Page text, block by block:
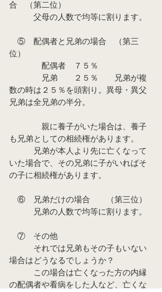
合　（第二位）
父母の人数で均等に割ります。
⑤　配偶者と兄弟の場合　（第三
位）
配偶者　７５％
兄弟　　２５％　　兄弟が複
数の時は２５％を頭割り。異母・異父
兄弟は全兄弟の半分。
親に養子がいた場合は、養子
も兄弟としての相続権があります。
兄弟が本人より先に亡くなって
いた場合で、その兄弟に子がいればそ
の子に相続権があります。
⑥　兄弟だけの場合　　（第三位）
兄弟の人数で均等に割ります。
⑦　その他
それでは兄弟もその子もいない
場合はどうなるでしょうか？
この場合は亡くなった方の内縁
の配偶者や看病をした人など、亡くな